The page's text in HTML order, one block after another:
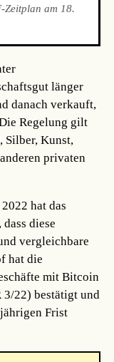
Zeitplan am 18.
länger
danach verkauft,
Regelung gilt
Silber, Kunst,
privaten
hat das
diese
vergleichbare
hat die
mit Bitcoin
22) bestätigt und
Frist